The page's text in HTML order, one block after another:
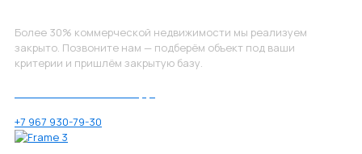
Более 30% коммерческой недвижимости мы реализуем
закрыто. Позвоните нам — подберём объект под ваши
критерии и пришлём закрытую базу.
+7 967 930-79-30